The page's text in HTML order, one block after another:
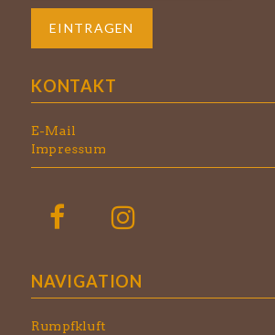
KONTAKT
E-Mail
Impressum
NAVIGATION
Rumpfkluft